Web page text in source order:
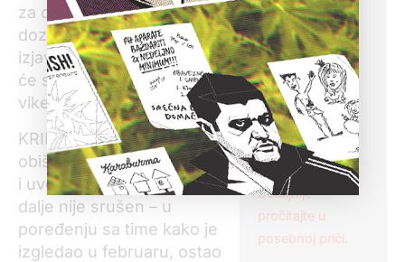
kartonima, ova
institucija ih je
retroaktivno
dodavala – ne
dajući javnosti
nikakvo
obrazloženje za
takav potez.
Detaljnije
pročitajte u
posebnoj priči.
za dobijanje građevinske
dozvole, podneo pisanu
izjavu u kojoj je naveo da
će srušiti bespravnu
vikendicu.
KRIK je, međutim, u junu
obišao parcelu na Zlatiboru
i uverio se da objekat i
dalje nije srušen – u
poređenju sa time kako je
izgledao u februaru, ostao